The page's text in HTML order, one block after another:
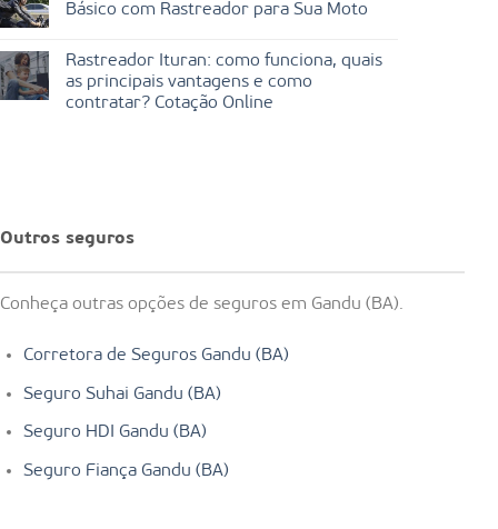
Básico com Rastreador para Sua Moto
Rastreador Ituran: como funciona, quais
as principais vantagens e como
contratar? Cotação Online
Outros seguros
Conheça outras opções de seguros em Gandu (BA).
Corretora de Seguros Gandu (BA)
Seguro Suhai Gandu (BA)
Seguro HDI Gandu (BA)
Seguro Fiança Gandu (BA)